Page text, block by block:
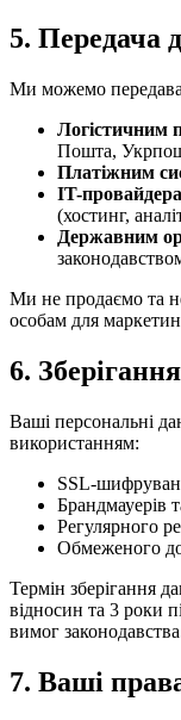
5. Передача
Ми можемо
Логістичним
Пошта,
Платіжним
IT-
(хостинг,
Державним
Ми не продаємо та
особам для
6.
Ваші персональні
використанням:
SSL-
Брандмауерів
Регулярного
Обмеженого
Термін зберігання
відносин та 3 роки
вимог
7. Ваші